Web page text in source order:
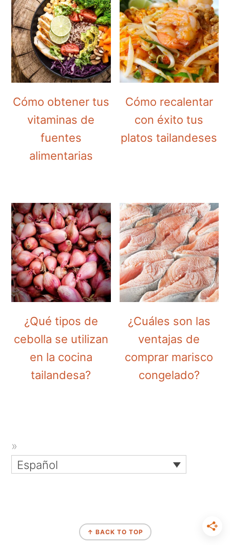
Cómo obtener tus
vitaminas de
fuentes
alimentarias
Cómo recalentar
con éxito tus
platos tailandeses
¿Qué tipos de
cebolla se utilizan
en la cocina
tailandesa?
¿Cuáles son las
ventajas de
comprar marisco
congelado?
Español
↑ BACK TO TOP